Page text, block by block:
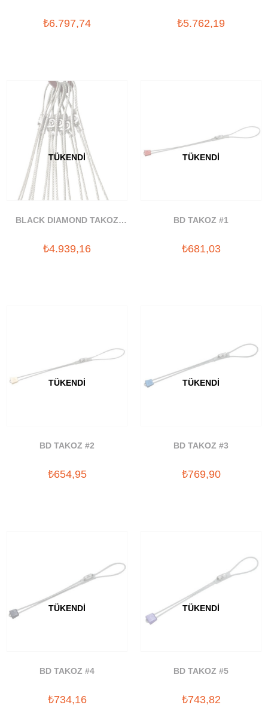
₺6.797,74 ₺5.762,19
TÜKENDI
BLACK DIAMOND TAKOZ
₺4.939,16
TÜKENDI
BD TAKOZ #1
₺681,03
TÜKENDI
BD TAKOZ #2
₺654,95
TÜKENDI
BD TAKOZ #3
₺769,90
TÜKENDI
BD TAKOZ #4
₺734,16
TÜKENDI
BD TAKOZ #5
₺743,82